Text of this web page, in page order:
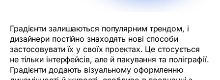
Градієнти залишаються популярним трендом, і
дизайнери постійно знаходять нові способи
застосовувати їх у своїх проектах. Це стосується
не тільки інтерфейсів, але й пакування та поліграфії.
Градієнти додають візуальному оформленню